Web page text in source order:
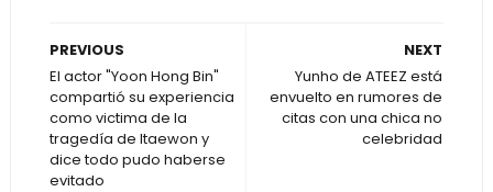
NEXT
Yunho de ATEEZ está
envuelto en rumores de
citas con una chica no
celebridad
PREVIOUS
El actor "Yoon Hong Bin"
compartió su experiencia
como victima de la
tragedía de Itaewon y
dice todo pudo haberse
evitado